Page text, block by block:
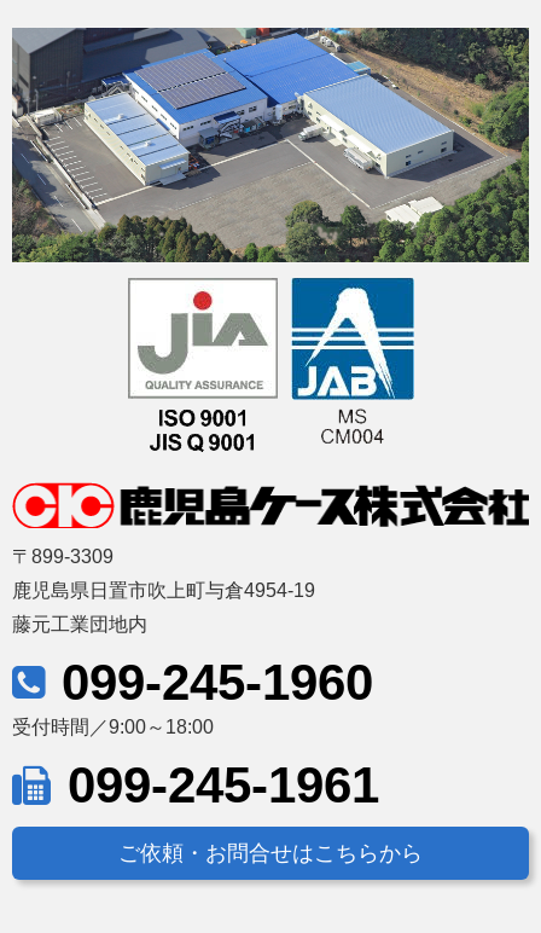
〒899-3309
鹿児島県日置市吹上町与倉4954-19
藤元工業団地内
099-245-1960
受付時間／9:00～18:00
099-245-1961
ご依頼・お問合せはこちらから